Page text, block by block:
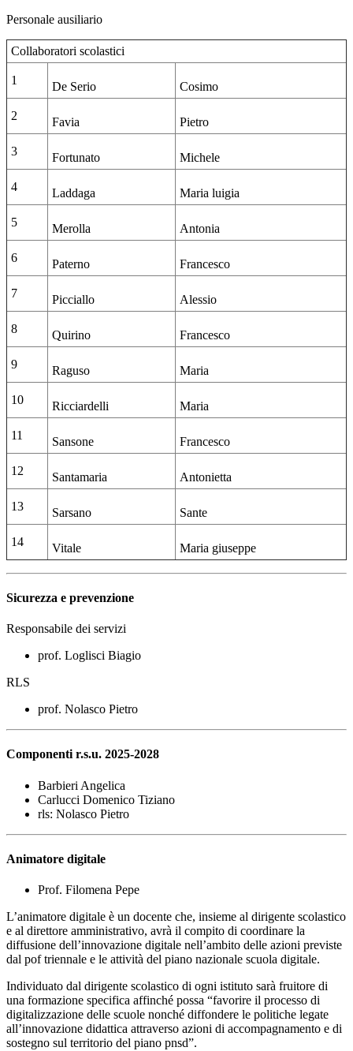
Personale ausiliario
Collaboratori scolastici
1 De Serio Cosimo
2 Favia Pietro
3 Fortunato Michele
4 Laddaga Maria luigia
5 Merolla Antonia
6 Paterno Francesco
7 Picciallo Alessio
8 Quirino Francesco
9 Raguso Maria
10 Ricciardelli Maria
11 Sansone Francesco
12 Santamaria Antonietta
13 Sarsano Sante
14 Vitale Maria giuseppe
Sicurezza e prevenzione
Responsabile dei servizi
prof. Loglisci Biagio
RLS
prof. Nolasco Pietro
Componenti r.s.u. 2025-2028
Barbieri Angelica
Carlucci Domenico Tiziano
rls: Nolasco Pietro
Animatore digitale
Prof. Filomena Pepe
L’animatore digitale è un docente che, insieme al dirigente scolastico
e al direttore amministrativo, avrà il compito di coordinare la
diffusione dell’innovazione digitale nell’ambito delle azioni previste
dal pof triennale e le attività del piano nazionale scuola digitale.
Individuato dal dirigente scolastico di ogni istituto sarà fruitore di
una formazione specifica affinché possa “favorire il processo di
digitalizzazione delle scuole nonché diffondere le politiche legate
all’innovazione didattica attraverso azioni di accompagnamento e di
sostegno sul territorio del piano pnsd”.